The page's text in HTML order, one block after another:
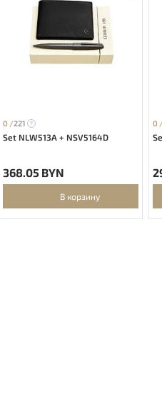
0 /221
Set NLW513A + NSV5164D
368.05 BYN
В корзину
0